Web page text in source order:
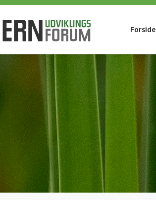
Forside